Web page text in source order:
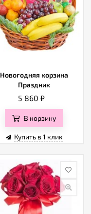
Новогодняя корзина
Праздник
5 860 ₽
В корзину
Купить в 1 клик